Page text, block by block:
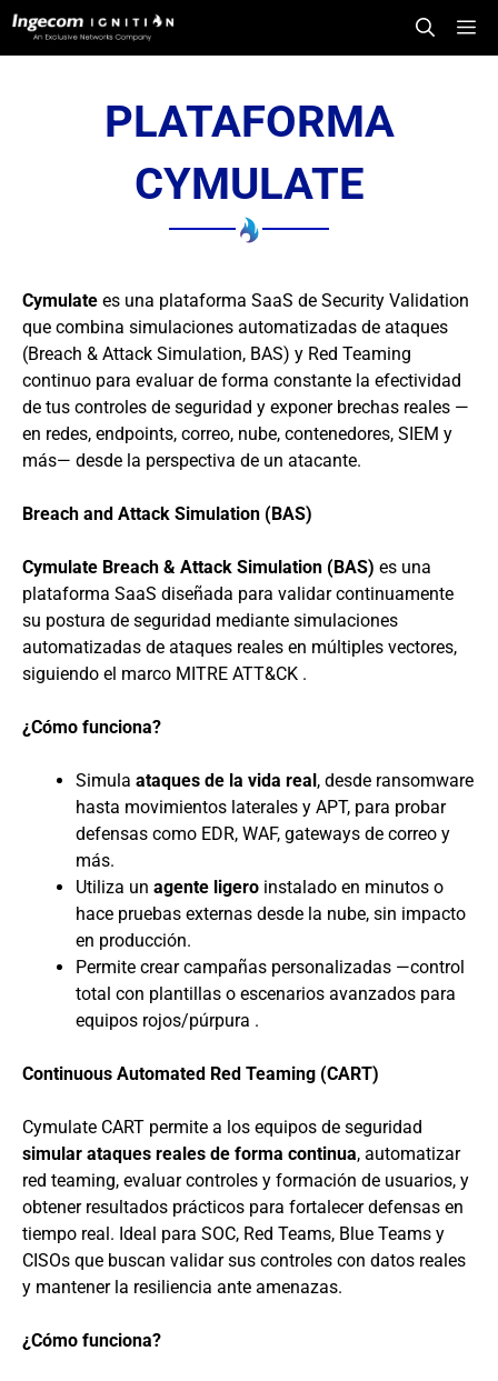
Saltar
PLATAFORMA
CYMULATE
Cymulate es una plataforma SaaS de Security Validation
que combina simulaciones automatizadas de ataques
(Breach & Attack Simulation, BAS) y Red Teaming
continuo para evaluar de forma constante la efectividad
de tus controles de seguridad y exponer brechas reales —
en redes, endpoints, correo, nube, contenedores, SIEM y
más— desde la perspectiva de un atacante.
Breach and Attack Simulation (BAS)
Cymulate Breach & Attack Simulation (BAS) es una
plataforma SaaS diseñada para validar continuamente
su postura de seguridad mediante simulaciones
automatizadas de ataques reales en múltiples vectores,
siguiendo el marco MITRE ATT&CK .
¿Cómo funciona?
Simula ataques de la vida real, desde ransomware
hasta movimientos laterales y APT, para probar
defensas como EDR, WAF, gateways de correo y
más.
Utiliza un agente ligero instalado en minutos o
hace pruebas externas desde la nube, sin impacto
en producción.
Permite crear campañas personalizadas —control
total con plantillas o escenarios avanzados para
equipos rojos/púrpura .
Continuous Automated Red Teaming (CART)
Cymulate CART permite a los equipos de seguridad
simular ataques reales de forma continua, automatizar
red teaming, evaluar controles y formación de usuarios, y
obtener resultados prácticos para fortalecer defensas en
tiempo real. Ideal para SOC, Red Teams, Blue Teams y
CISOs que buscan validar sus controles con datos reales
y mantener la resiliencia ante amenazas.
¿Cómo funciona?